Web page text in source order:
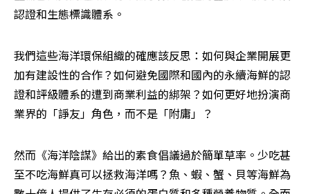
認證和生態標識體系。
我們這些海洋環保組織的確應該反思：如何與企業開展更
加有建設性的合作？如何避免國際和國內的永續海鮮的認
證和評級體系的遭到商業利益的綁架？如何更好地扮演商
業界的「諍友」角色，而不是「附庸」？
然而《海洋陰謀》給出的素食倡議過於簡單草率。少吃甚
至不吃海鮮真可以拯救海洋嗎？魚、蝦、蟹、貝等海鮮為